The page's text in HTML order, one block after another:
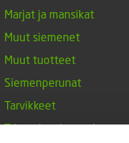
Marjat ja mansikat
Muut siemenet
Muut tuotteet
Siemenperunat
Tarvikkeet
Triumph-tulppaanit